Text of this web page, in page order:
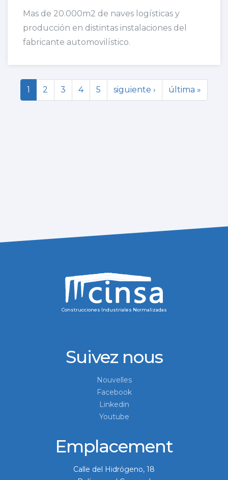
Mas de 20.000m2 de naves logísticas y
producción en distintas instalaciones del
fabricante automovilístico.
1 2 3 4 5 siguiente › última »
Construcciones Industriales Normalizadas
Suivez nous
Nouvelles
Facebook
Linkedin
Youtube
Emplacement
Calle del Hidrógeno, 18